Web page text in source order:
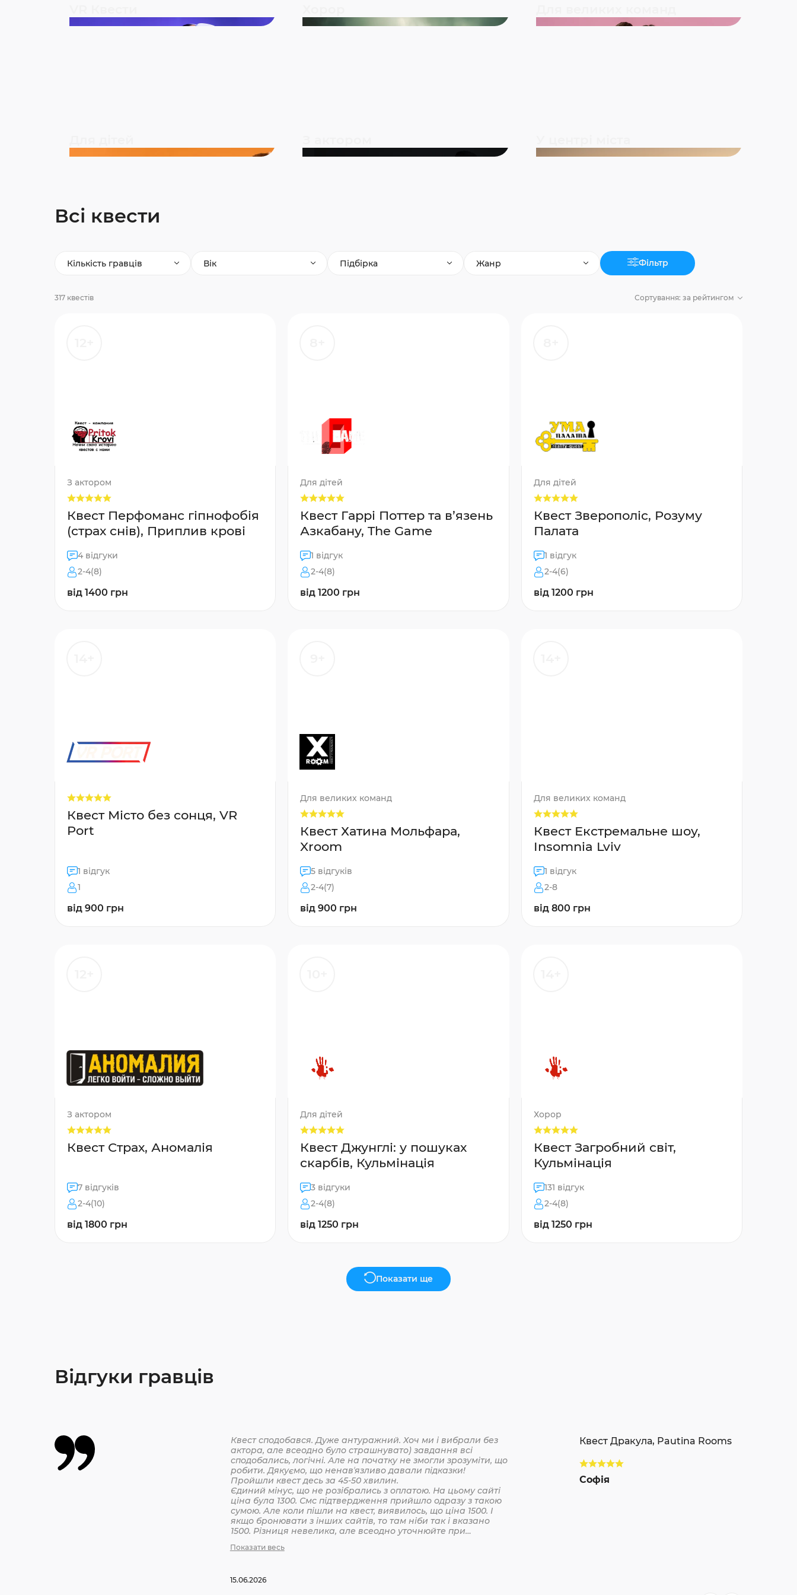
Всі квести
Кількість гравців Вік Підбірка Жанр Фільтр
317 квестів Сортування: за рейтингом
З актором
Квест Перфоманс гіпнофобія
(страх снів), Приплив крові
4 відгуки
2-4(8)
від 1400 грн
Для дітей
Квест Гаррі Поттер та в’язень
Азкабану, The Game
1 відгук
2-4(8)
від 1200 грн
Для дітей
Квест Зверополіс, Розуму
Палата
1 відгук
2-4(6)
від 1200 грн
Квест Місто без сонця, VR
Port
1 відгук
1
від 900 грн
Для великих команд
Квест Хатина Мольфара,
Xroom
5 відгуків
2-4(7)
від 900 грн
Для великих команд
Квест Екстремальне шоу,
Insomnia Lviv
1 відгук
2-8
від 800 грн
З актором
Квест Страх, Аномалія
7 відгуків
2-4(10)
від 1800 грн
Для дітей
Квест Джунглі: у пошуках
скарбів, Кульмінація
3 відгуки
2-4(8)
від 1250 грн
Хорор
Квест Загробний світ,
Кульмінація
131 відгук
2-4(8)
від 1250 грн
Показати ще
Відгуки гравців
Квест сподобався. Дуже антуражний. Хоч ми і вибрали без
актора, але всеодно було страшнувато) завдання всі
сподобались, логічні. Але на початку не змогли зрозуміти, що
робити. Дякуємо, що ненавʼязливо давали підказки!
Пройшли квест десь за 45-50 хвилин.
Єдиний мінус, що не розібрались з оплатою. На цьому сайті
ціна була 1300. Смс підтвердження прийшло одразу з такою
сумою. Але коли пішли на квест, виявилось, що ціна 1500. І
якщо бронювати з інших сайтів, то там ніби так і вказано
1500. Різниця невелика, але всеодно уточнюйте при
Показати весь
15.06.2026
Квест Дракула, Pautina Rooms
Софія